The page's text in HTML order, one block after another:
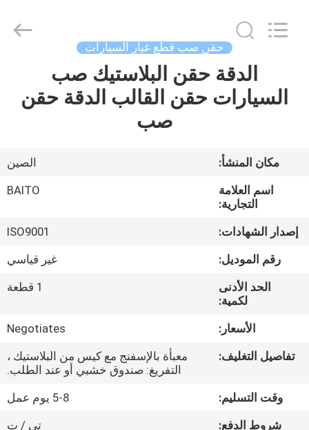
بيت
معلومات
جولة
مراقبة
الجودة
اتصل
Manuafacturing
حقن صب قطع غيار السيارات
الدقة حقن البلاستيك صب
السيارات حقن القالب الدقة حقن
صب
مكان المنشأ:
الصين
اسم العلامة
التجارية:
BAITO
إصدار الشهادات:
ISO9001
رقم الموديل:
غير قياسي
الحد الأدنى
لكمية:
1 قطعة
الأسعار:
Negotiates
تفاصيل التغليف:
معبأة بالإسفنج مع كيس من البلاستيك ،
التفريغ: صندوق خشبي أو عند الطلب.
وقت التسليم:
5-8 يوم عمل
شروط الدفع:
تي / ت